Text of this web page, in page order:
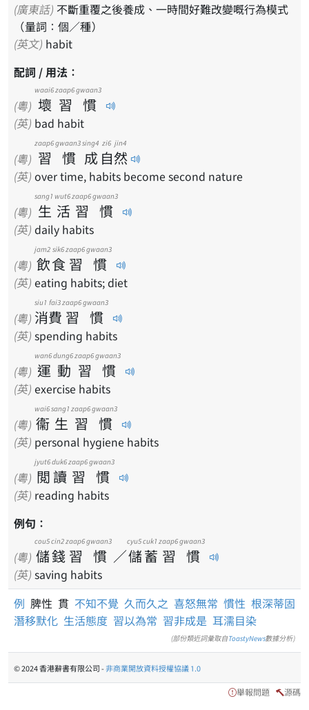
(廣東話)
（量詞：個／種）
(英文) habit
配詞 / 用法：
(粵) 壞
waai6
習
zaap6
慣
gwaan3
(英) bad habit
(粵) 習
zaap6
慣
gwaan3
成
sing4
自
zi6
然
jin4
(英) over time, habits become second nature
(粵) 生
sang1
活
wut6
習
zaap6
慣
gwaan3
(英) daily habits
(粵) 飲
jam2
食
sik6
習
zaap6
慣
gwaan3
(英) eating habits; diet
(粵) 消
siu1
費
fai3
習
zaap6
慣
gwaan3
(英) spending habits
(粵) 運
wan6
動
dung6
習
zaap6
慣
gwaan3
(英) exercise habits
(粵) 衞
wai6
生
sang1
習
zaap6
慣
gwaan3
(英) personal hygiene habits
(粵) 閲
jyut6
讀
duk6
習
zaap6
慣
gwaan3
(英) reading habits
例句：
(粵) 儲
cou5
錢
cin2
習
zaap6
慣
gwaan3
／儲
cyu5
蓄
cuk1
習
zaap6
慣
gwaan3
(英) saving habits
例 脾性 貫 不知不覺 久而久之 喜怒無常 慣性 根深蒂固
潛移默化 生活態度 習以為常 習非成是 耳濡目染
(部份類近詞彙取自ToastyNews數據分析)
© 2024 香港辭書有限公司 -非商業開放資料授權協議 1.0
舉報問題 源碼